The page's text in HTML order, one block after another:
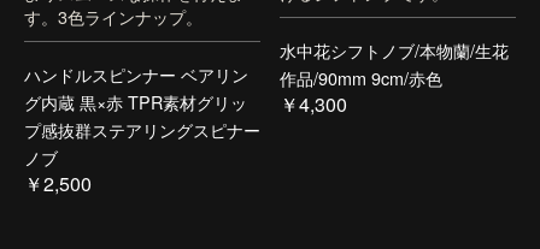
す。3色ラインナップ。
ハンドルスピンナー ベアリン
グ内蔵 黒×赤 TPR素材グリッ
プ感抜群ステアリングスピナー
ノブ
￥2,500
水中花シフトノブ/本物蘭/生花
作品/90mm 9cm/赤色
￥4,300